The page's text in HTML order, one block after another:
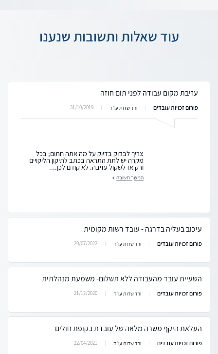
עוד שאלות ותשובות שנענו
עזיבת מקום עבודה לפני תום חוזה
פורום זכויות עובדים ורד שדות עו"ד 31/10/2019
צריך לבדוק בדיוק על מה אתה חתום; בכל
מקרה יש לתת התראה בכתב לתיקון הליקויים
ורק אז לשקול עזיבה. לא קודם לכן....
המשך תשובה
עיכוב בעליה בדרגה - עובד רשות מקומית
פורום זכויות עובדים ורד שדות עו"ד 20/07/2022
השעיית עובד מהעבודה ללא תשלום- משמעת מנהלתית
פורום זכויות עובדים ורד שדות עו"ד 21/12/2020
העלאת היקף משרה מלאה של עובדת בקופת חולים
פורום זכויות עובדים ורד שדות עו"ד 22/04/2021